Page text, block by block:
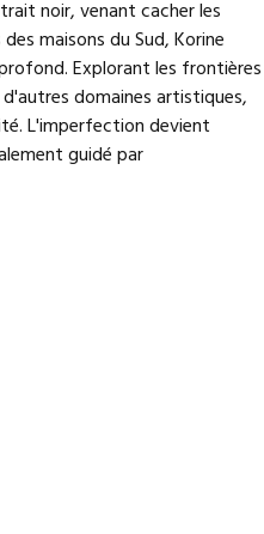
noir, venant cacher les
maisons du Sud, Korine
Explorant les frontières
domaines artistiques,
L'imperfection devient
guidé par